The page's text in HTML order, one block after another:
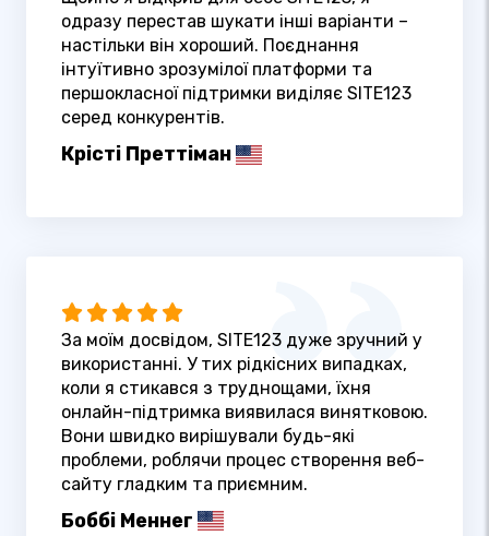
одразу перестав шукати інші варіанти –
настільки він хороший. Поєднання
інтуїтивно зрозумілої платформи та
першокласної підтримки виділяє SITE123
серед конкурентів.
Крісті Преттіман
За моїм досвідом, SITE123 дуже зручний у
використанні. У тих рідкісних випадках,
коли я стикався з труднощами, їхня
онлайн-підтримка виявилася винятковою.
Вони швидко вирішували будь-які
проблеми, роблячи процес створення веб-
сайту гладким та приємним.
Боббі Меннег